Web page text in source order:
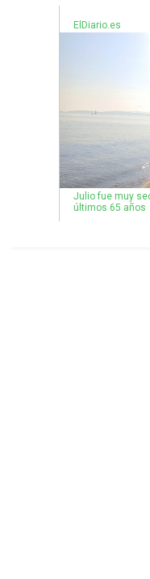
ElDiario.es
Julio fue muy
últimos 65 años